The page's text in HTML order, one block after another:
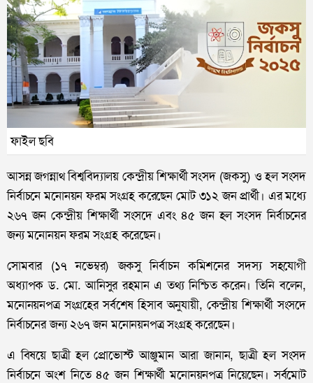
ফাইল ছবি
আসন্ন জগন্নাথ বিশ্ববিদ্যালয় কেন্দ্রীয় শিক্ষার্থী সংসদ (জকসু) ও হল সংসদ
নির্বাচনে মনোনয়ন ফরম সংগ্রহ করেছেন মোট ৩১২ জন প্রার্থী। এর মধ্যে
২৬৭ জন কেন্দ্রীয় শিক্ষার্থী সংসদে এবং ৪৫ জন হল সংসদ নির্বাচনের
জন্য মনোনয়ন ফরম সংগ্রহ করেছেন।
সোমবার (১৭ নভেম্বর) জকসু নির্বাচন কমিশনের সদস্য সহযোগী
অধ্যাপক ড. মো. আনিসুর রহমান এ তথ্য নিশ্চিত করেন। তিনি বলেন,
মনোনয়নপত্র সংগ্রহের সর্বশেষ হিসাব অনুযায়ী, কেন্দ্রীয় শিক্ষার্থী সংসদে
নির্বাচনের জন্য ২৬৭ জন মনোনয়নপত্র সংগ্রহ করেছেন।
এ বিষয়ে ছাত্রী হল প্রোভোস্ট আঞ্জুমান আরা জানান, ছাত্রী হল সংসদ
নির্বাচনে অংশ নিতে ৪৫ জন শিক্ষার্থী মনোনয়নপত্র নিয়েছেন। সর্বমোট